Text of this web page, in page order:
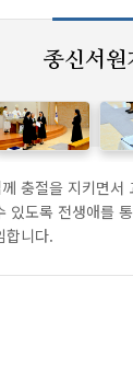
종신서원
충절을 지키면서
있도록 전생애를
합니다.